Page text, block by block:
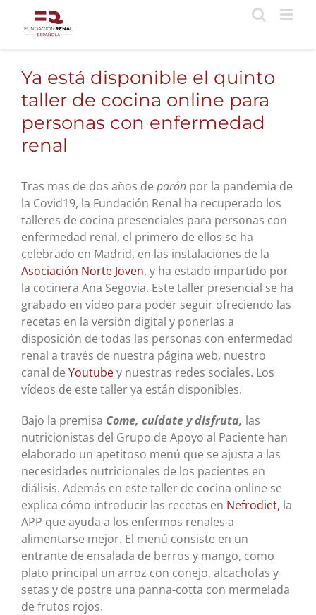
contenido
Ya está disponible el quinto
taller de cocina online para
personas con enfermedad
renal
Tras mas de dos años de parónpor la pandemia de
la Covid19, la Fundación Renal ha recuperado los
talleres de cocina presenciales para personas con
enfermedad renal, el primero de ellos se ha
celebrado en Madrid, en las instalaciones de la
Asociación Norte Joven, y ha estado impartido por
la cocinera Ana Segovia. Este taller presencial se ha
grabado en vídeo para poder seguir ofreciendo las
recetas en la versión digital y ponerlas a
disposición de todas las personas con enfermedad
renal a través de nuestra página web, nuestro
canal de Youtubey nuestras redes sociales. Los
vídeos de este taller ya están disponibles.
Bajo la premisa Come, cuídate y disfruta, las
nutricionistas del Grupo de Apoyo al Paciente han
elaborado un apetitoso menú que se ajusta a las
necesidades nutricionales de los pacientes en
diálisis. Además en este taller de cocina online se
explica cómo introducir las recetas en Nefrodiet, la
APP que ayuda a los enfermos renales a
alimentarse mejor. El menú consiste en un
entrante de ensalada de berros y mango, como
plato principal un arroz con conejo, alcachofas y
setas y de postre una panna-cotta con mermelada
de frutos rojos.